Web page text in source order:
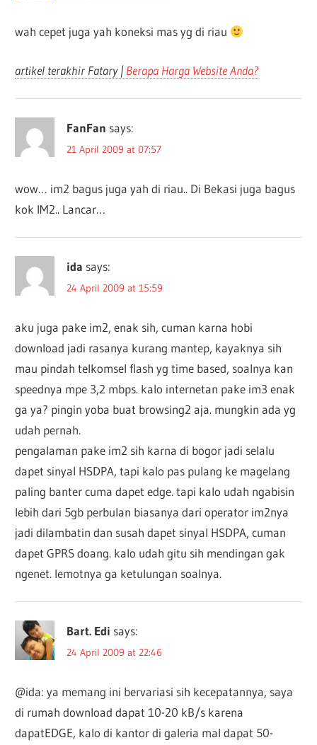
wah cepet juga yah koneksi mas yg di riau
artikel terakhir Fatary |Berapa Harga Website Anda?
FanFan says:
21 April 2009 at 07:57
wow… im2 bagus juga yah di riau.. Di Bekasi juga bagus
kok IM2.. Lancar…
ida says:
24 April 2009 at 15:59
aku juga pake im2, enak sih, cuman karna hobi
download jadi rasanya kurang mantep, kayaknya sih
mau pindah telkomsel flash yg time based, soalnya kan
speednya mpe 3,2 mbps. kalo internetan pake im3 enak
ga ya? pingin yoba buat browsing2 aja. mungkin ada yg
udah pernah.
pengalaman pake im2 sih karna di bogor jadi selalu
dapet sinyal HSDPA, tapi kalo pas pulang ke magelang
paling banter cuma dapet edge. tapi kalo udah ngabisin
lebih dari 5gb perbulan biasanya dari operator im2nya
jadi dilambatin dan susah dapet sinyal HSDPA, cuman
dapet GPRS doang. kalo udah gitu sih mendingan gak
ngenet. lemotnya ga ketulungan soalnya.
Bart. Edi says:
24 April 2009 at 22:46
@ida: ya memang ini bervariasi sih kecepatannya, saya
di rumah download dapat 10-20 kB/s karena
dapatEDGE, kalo di kantor di galeria mal dapat 50-